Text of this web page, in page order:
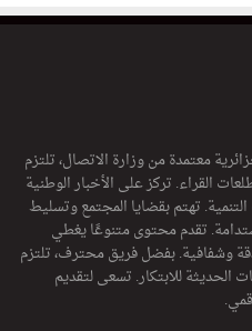
معتمدة من وزارة الاتصال، تلتزم
القراء. تركز على الأخبار الوطنية
تهتم بقضايا المجتمع وتسليط
تقدم محتوى متنوعًا يغطي
وشفافية. بفضل فريق محترف، تلتزم
الحديثة للابتكار. تسعى لتقديم